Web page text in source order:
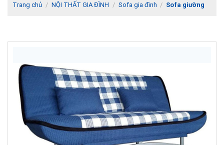
Trang chủ / NỘI THẤT GIA ĐÌNH / Sofa gia đình / Sofa giường